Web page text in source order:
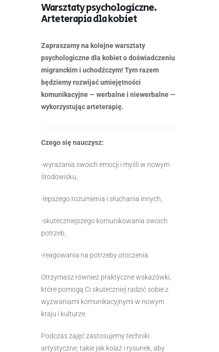
Warsztaty psychologiczne.
Arteterapia dla kobiet
Zapraszamy na kolejne warsztaty
psychologiczne dla kobiet o doświadczeniu
migranckim i uchodźczym! Tym razem
będziemy rozwijać umiejętności
komunikacyjne — werbalne i niewerbalne —
wykorzystując arteterapię.
Czego się nauczysz:
-wyrażania swoich emocji i myśli w nowym
środowisku,
-lepszego rozumienia i słuchania innych,
-skuteczniejszego komunikowania swoich
potrzeb,
-reagowania na potrzeby otoczenia.
Otrzymasz również praktyczne wskazówki,
które pomogą Ci skuteczniej radzić sobie z
wyzwaniami komunikacyjnymi w nowym
kraju i kulturze.
Podczas zajęć zastosujemy techniki
artystyczne, takie jak kolaż i rysunek, aby